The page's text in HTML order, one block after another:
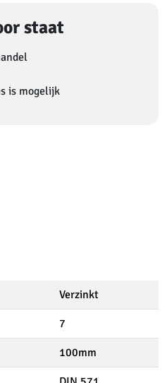
staat
is mogelijk
Verzinkt
7
100mm